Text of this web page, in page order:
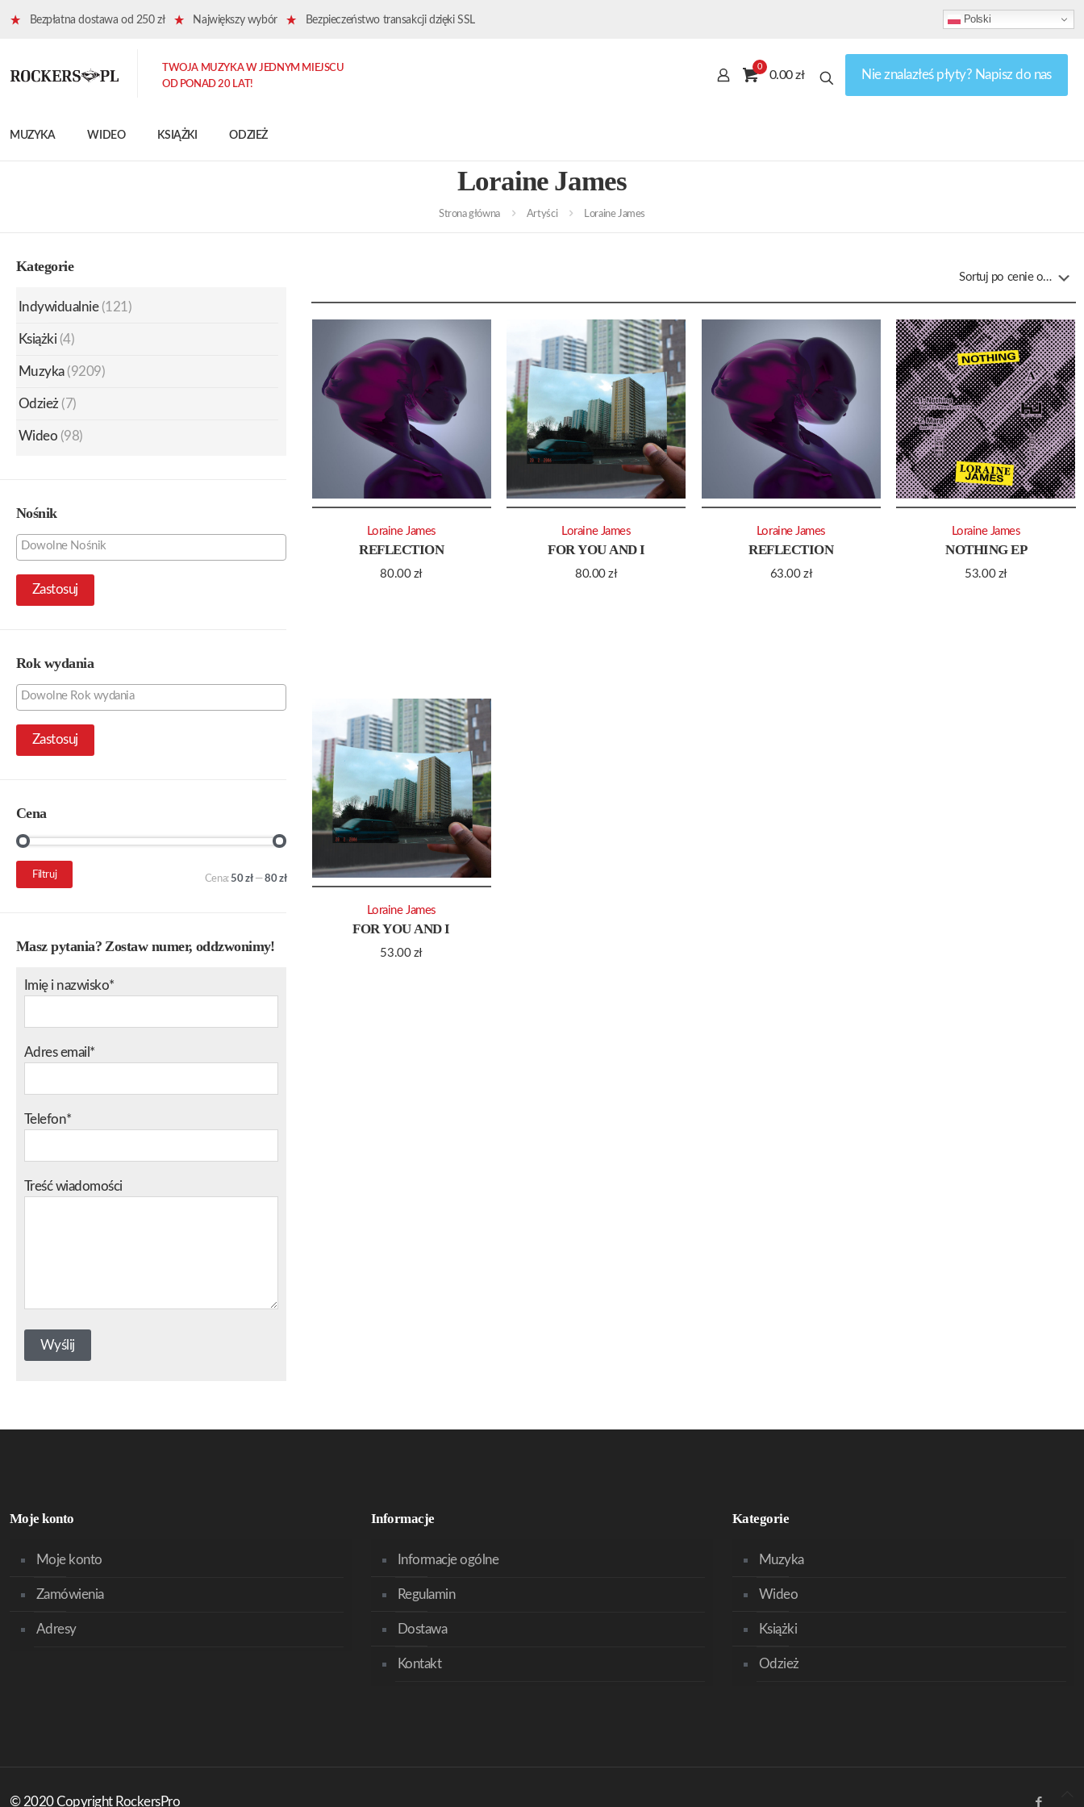
Bezpłatna dostawa od 250 zł Największy wybór Bezpieczeństwo transakcji dzięki SSL Polski
MUZYKA WIDEO KSIĄŻKI ODZIEŻ
TWOJA MUZYKA W JEDNYM MIEJSCU
OD PONAD 20 LAT!
0
0.00 zł Nie znalazłeś płyty? Napisz do nas
Loraine James
Strona główna Artyści Loraine James
REFLECTION
80.00 zł
Loraine James
FOR YOU AND I
80.00zł
Loraine James
REFLECTION
63.00zł
Loraine James
NOTHING EP
53.00 zł
Loraine James
FOR YOU AND I
53.00 zł
Loraine James
Kategorie
Indywidualnie (121)
Książki (4)
Muzyka (9209)
Odzież (7)
Wideo (98)
Nośnik
Zastosuj
Rok wydania
Zastosuj
Cena
Cena
min.
Cena
maks.
Filtruj Cena:50 zł—80 zł
Masz pytania? Zostaw numer, oddzwonimy!
Imię i nazwisko*
Adres email*
Telefon*
Treść wiadomości
Moje konto
Moje konto
Zamówienia
Adresy
Informacje
Informacje ogólne
Regulamin
Dostawa
Kontakt
Kategorie
Muzyka
Wideo
Książki
Odzież
© 2020 Copyright RockersPro